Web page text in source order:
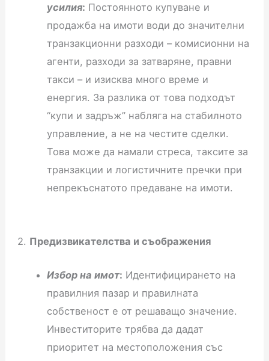
усилия: Постоянното купуване и
продажба на имоти води до значителни
транзакционни разходи – комисионни на
агенти, разходи за затваряне, правни
такси – и изисква много време и
енергия. За разлика от това подходът
“купи и задръж” набляга на стабилното
управление, а не на честите сделки.
Това може да намали стреса, таксите за
транзакции и логистичните пречки при
непрекъснатото предаване на имоти.
2. Предизвикателства и съображения
Избор на имот: Идентифицирането на
правилния пазар и правилната
собственост е от решаващо значение.
Инвеститорите трябва да дадат
приоритет на местоположения със